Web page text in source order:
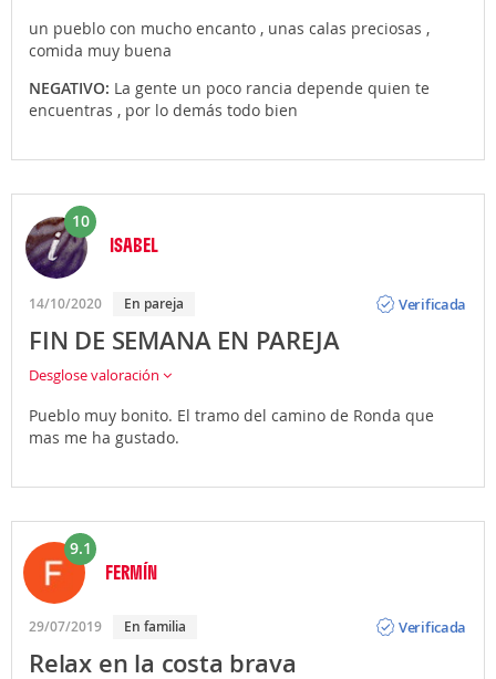
un pueblo con mucho encanto , unas calas preciosas ,
comida muy buena
NEGATIVO: La gente un poco rancia depende quien te
encuentras , por lo demás todo bien
10
ISABEL
14/10/2020 En pareja
Verificada
FIN DE SEMANA EN PAREJA
Desglose valoración
Pueblo muy bonito. El tramo del camino de Ronda que
mas me ha gustado.
9.1
FERMÍN
29/07/2019 En familia
Verificada
Relax en la costa brava